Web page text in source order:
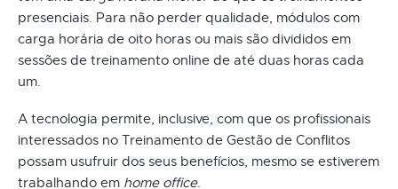
presenciais. Para não perder qualidade, módulos com
carga horária de oito horas ou mais são divididos em
sessões de treinamento online de até duas horas cada
um.
A tecnologia permite, inclusive, com que os profissionais
interessados no Treinamento de Gestão de Conflitos
possam usufruir dos seus benefícios, mesmo se estiverem
trabalhando em home office.